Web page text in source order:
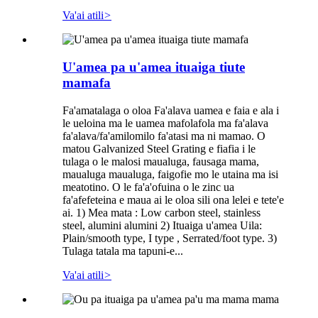
Va'ai atili>
U'amea pa u'amea ituaiga tiute
mamafa
Fa'amatalaga o oloa Fa'alava uamea e faia e ala i
le ueloina ma le uamea mafolafola ma fa'alava
fa'alava/fa'amilomilo fa'atasi ma ni mamao. O
matou Galvanized Steel Grating e fiafia i le
tulaga o le malosi maualuga, fausaga mama,
maualuga maualuga, faigofie mo le utaina ma isi
meatotino. O le fa'a'ofuina o le zinc ua
fa'afefeteina e maua ai le oloa sili ona lelei e tete'e
ai. 1) Mea mata : Low carbon steel, stainless
steel, alumini alumini 2) Ituaiga u'amea Uila:
Plain/smooth type, I type , Serrated/foot type. 3)
Tulaga tatala ma tapuni-e...
Va'ai atili>